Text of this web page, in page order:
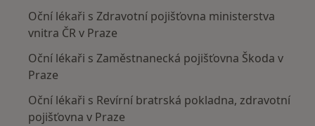
Oční lékaři s Zdravotní pojišťovna ministerstva
vnitra ČR v Praze
Oční lékaři s Zaměstnanecká pojišťovna Škoda v
Praze
Oční lékaři s Revírní bratrská pokladna, zdravotní
pojišťovna v Praze